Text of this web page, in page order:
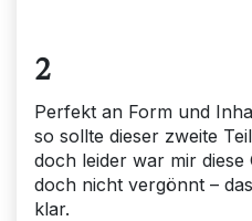
2
Perfekt an Form und
so sollte dieser zweite
doch leider war mir diese
doch nicht vergönnt –
klar.